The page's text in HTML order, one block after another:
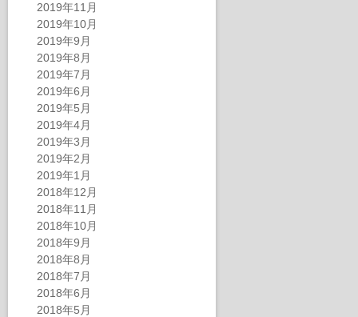
2019年11月
2019年10月
2019年9月
2019年8月
2019年7月
2019年6月
2019年5月
2019年4月
2019年3月
2019年2月
2019年1月
2018年12月
2018年11月
2018年10月
2018年9月
2018年8月
2018年7月
2018年6月
2018年5月